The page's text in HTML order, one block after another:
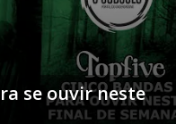
se ouvir neste